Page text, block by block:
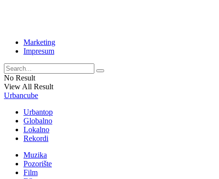
Marketing
Impresum
No Result
View All Result
Urbancube
Urbantop
Globalno
Lokalno
Rekordi
Muzika
Pozorište
Film